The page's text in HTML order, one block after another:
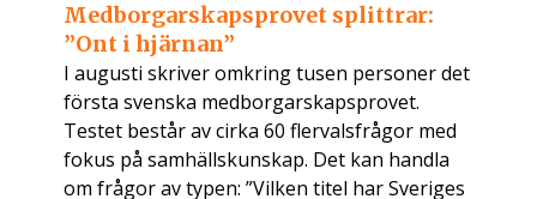
Medborgarskapsprovet splittrar:
”Ont i hjärnan”
I augusti skriver omkring tusen personer det
första svenska medborgarskaps­provet.
Testet består av cirka 60 flervalsfrågor med
fokus på samhällskunskap. Det kan handla
om frågor av typen: ”Vilken titel har Sveriges